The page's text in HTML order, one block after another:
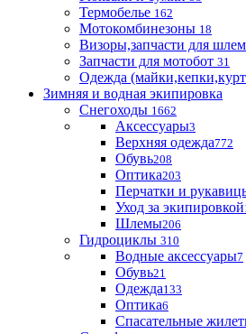
Термобелье 162
Мотокомбинезоны 18
Визоры,запчасти для
Запчасти для мотобот 31
Одежда
Зимняя и водная экипировка
Снегоходы 1662
Аксессуары3
Верхняя одежда772
Обувь208
Оптика203
Перчатки и
Уход за экипировкой
Шлемы206
Гидроциклы 310
Водные аксессуары7
Обувь21
Одежда133
Оптика6
Спасательные